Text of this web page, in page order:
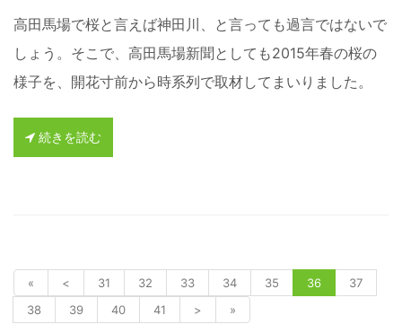
高田馬場で桜と言えば神田川、と言っても過言ではないで
しょう。そこで、高田馬場新聞としても2015年春の桜の
様子を、開花寸前から時系列で取材してまいりました。
続きを読む
« < 31 32 33 34 35 36
37
38
39 40 41 > »